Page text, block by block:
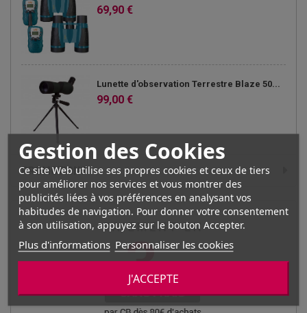
Gestion des Cookies
Ce site Web utilise ses propres cookies et ceux de tiers
pour améliorer nos services et vous montrer des
publicités liées à vos préférences en analysant vos
habitudes de navigation. Pour donner votre consentement
à son utilisation, appuyez sur le bouton Accepter.
Plus d'informations Personnaliser les cookies
J'ACCEPTE
69,90 €
Lunette d'observation Terrestre Blaze 50...
99,00 €
PROMOTIONS